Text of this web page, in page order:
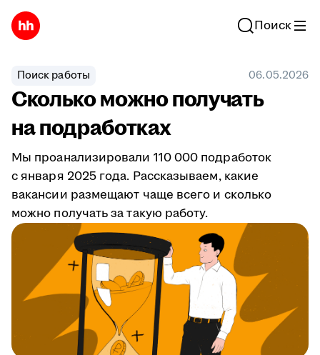
Поиск
Поиск работы 06.05.2026
Сколько можно получать
на подработках
Мы проанализировали 110 000 подработок
с января 2025 года. Рассказываем, какие
вакансии размещают чаще всего и сколько
можно получать за такую работу.